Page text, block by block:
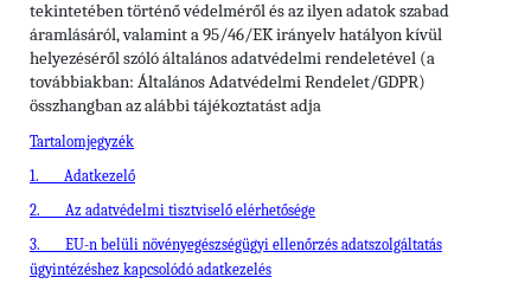
tekintetében történő védelméről és az ilyen adatok szabad
áramlásáról, valamint a 95/46/EK irányelv hatályon kívül
helyezéséről szóló általános adatvédelmi rendeletével (a
továbbiakban: Általános Adatvédelmi Rendelet/GDPR)
összhangban az alábbi tájékoztatást adja
Tartalomjegyzék
1.
Adatkezelő
2.
Az adatvédelmi tisztviselő elérhetősége
3.
EU-n belüli növényegészségügyi ellenőrzés adatszolgáltatás
ügyintézéshez kapcsolódó adatkezelés